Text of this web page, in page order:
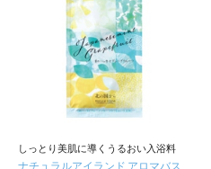
しっとり美肌に導くうるおい入浴料
ナチュラルアイランド アロマバス